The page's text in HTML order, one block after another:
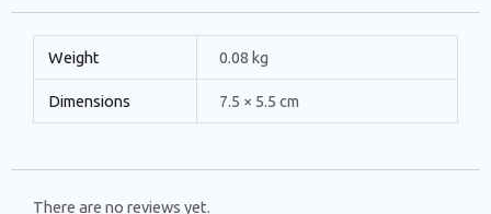
Weight 0.08 kg
Dimensions 7.5 × 5.5 cm
There are no reviews yet.